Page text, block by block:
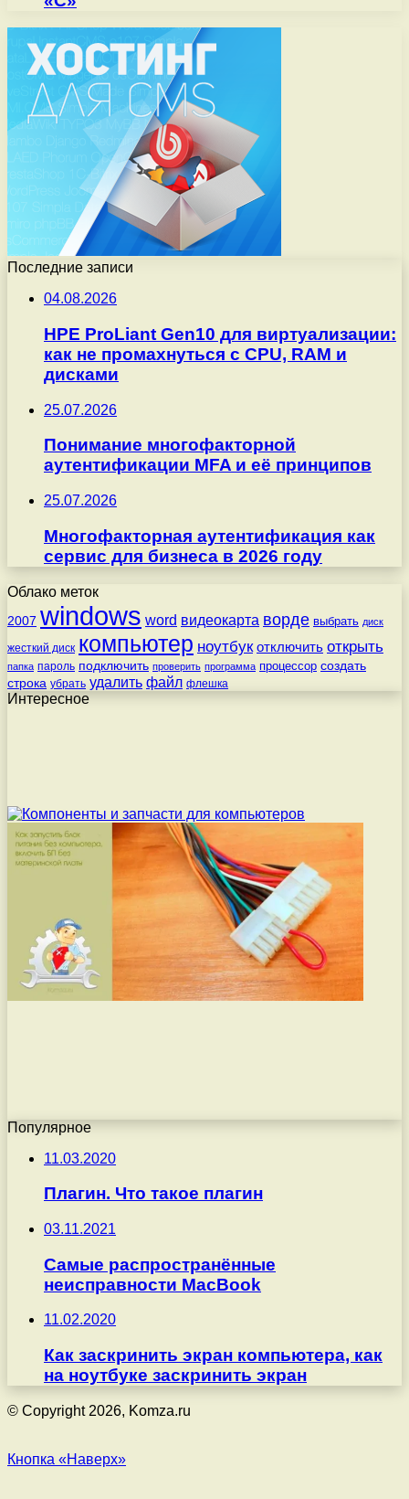
Последние записи
04.08.2026
HPE ProLiant Gen10 для виртуализации:
как не промахнуться с CPU, RAM и
дисками
25.07.2026
Понимание многофакторной
аутентификации MFA и её принципов
25.07.2026
Многофакторная аутентификация как
сервис для бизнеса в 2026 году
Облако меток
2007 windows word видеокарта ворде выбрать диск
жесткий диск компьютер ноутбук отключить открыть
папка пароль подключить проверить программа процессор создать
строка убрать удалить файл флешка
Интересное
Популярное
11.03.2020
Плагин. Что такое плагин
03.11.2021
Самые распространённые
неисправности MacBook
11.02.2020
Как заскринить экран компьютера, как
на ноутбуке заскринить экран
© Copyright 2026, Komza.ru
Кнопка «Наверх»